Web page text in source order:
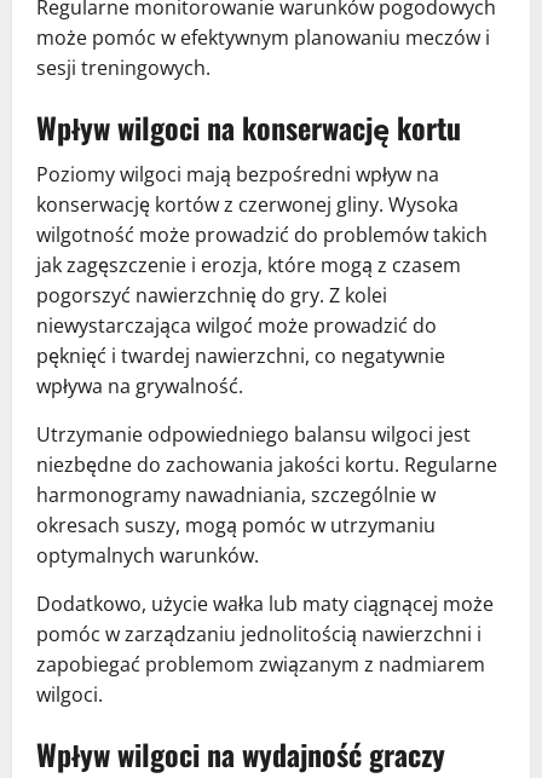
Regularne monitorowanie warunków pogodowych
może pomóc w efektywnym planowaniu meczów i
sesji treningowych.
Wpływ wilgoci na konserwację kortu
Poziomy wilgoci mają bezpośredni wpływ na
konserwację kortów z czerwonej gliny. Wysoka
wilgotność może prowadzić do problemów takich
jak zagęszczenie i erozja, które mogą z czasem
pogorszyć nawierzchnię do gry. Z kolei
niewystarczająca wilgoć może prowadzić do
pęknięć i twardej nawierzchni, co negatywnie
wpływa na grywalność.
Utrzymanie odpowiedniego balansu wilgoci jest
niezbędne do zachowania jakości kortu. Regularne
harmonogramy nawadniania, szczególnie w
okresach suszy, mogą pomóc w utrzymaniu
optymalnych warunków.
Dodatkowo, użycie wałka lub maty ciągnącej może
pomóc w zarządzaniu jednolitością nawierzchni i
zapobiegać problemom związanym z nadmiarem
wilgoci.
Wpływ wilgoci na wydajność graczy